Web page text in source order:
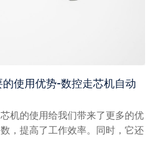
使用优势-数控走芯机自动
机的使用给我们带来了更多的优
，提高了工作效率。同时，它还